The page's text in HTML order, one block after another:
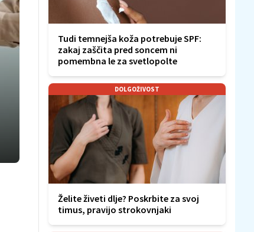
Tudi temnejša koža potrebuje SPF:
zakaj zaščita pred soncem ni
pomembna le za svetlopolte
DOLGOŽIVOST
Želite živeti dlje? Poskrbite za svoj
timus, pravijo strokovnjaki